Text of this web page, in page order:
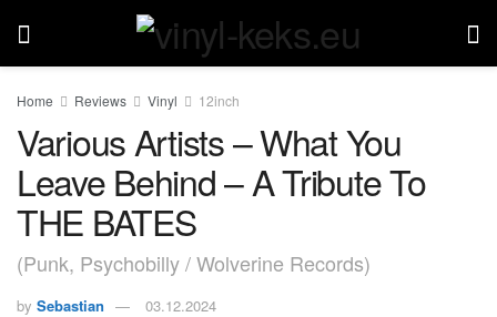
Home Reviews Vinyl 12inch
Various Artists – What You
Leave Behind – A Tribute To
THE BATES
(Punk, Psychobilly / Wolverine Records)
by Sebastian 03.12.2024